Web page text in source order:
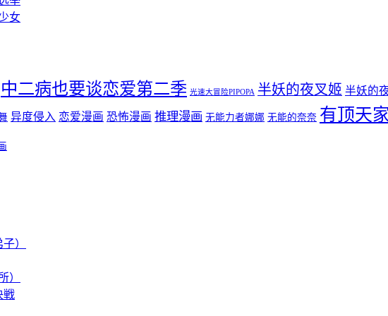
女
中二病也要谈恋爱第二季 光速大冒险PIPOPA 半妖的夜叉姬 半妖的
异度侵入 恋爱漫画 恐怖漫画 推理漫画 无能力者娜娜 无能的奈奈 有顶天
）
）
戦